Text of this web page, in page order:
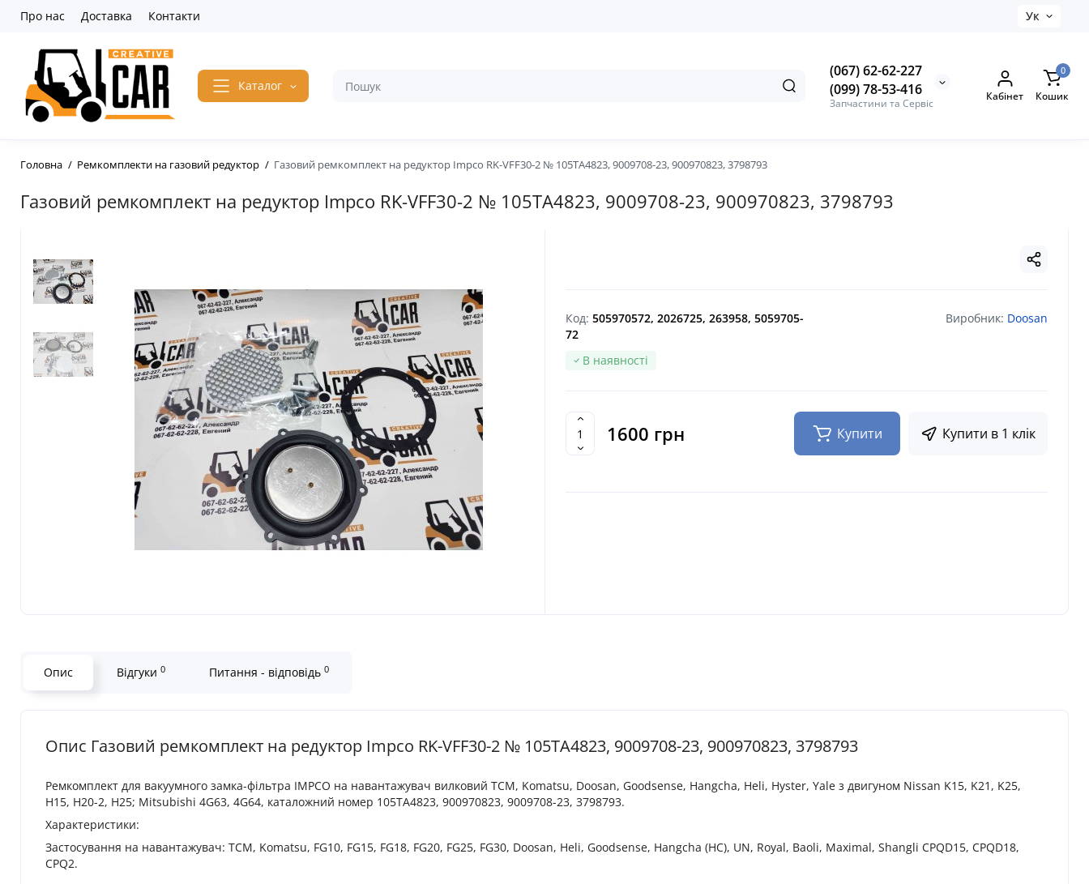
Про нас Доставка Контакти Ук
Каталог
(067) 62-62-227
(099) 78-53-416
Запчастини та Сервіс Кабінет
0
Кошик
Головна Ремкомплекти на газовий редуктор Газовий ремкомплект на редуктор Impco RK-VFF30-2 № 105ТА4823, 9009708-23, 900970823, 3798793
Газовий ремкомплект на редуктор Impco RK-VFF30-2 № 105ТА4823, 9009708-23, 900970823, 3798793
Код: 505970572, 2026725, 263958, 5059705-
72
Виробник: Doosan
В наявності
1600 грн Купити Купити в 1 клік
Опис Відгуки 0 Питання - відповідь 0
Опис Газовий ремкомплект на редуктор Impco RK-VFF30-2 № 105ТА4823, 9009708-23, 900970823, 3798793
Ремкомплект для вакуумного замка-фільтра IMPCO на навантажувач вилковий TCM, Komatsu, Doosan, Goodsense, Hangcha, Heli, Hyster, Yale з двигуном Nissan K15, K21, K25,
H15, H20-2, H25; Mitsubishi 4G63, 4G64, каталожний номер 105ТА4823, 900970823, 9009708-23, 3798793.
Характеристики:
Застосування на навантажувач: TCM, Komatsu, FG10, FG15, FG18, FG20, FG25, FG30, Doosan, Heli, Goodsense, Hangcha (HC), UN, Royal, Baoli, Maximal, Shangli CPQD15, CPQD18,
CPQ2.